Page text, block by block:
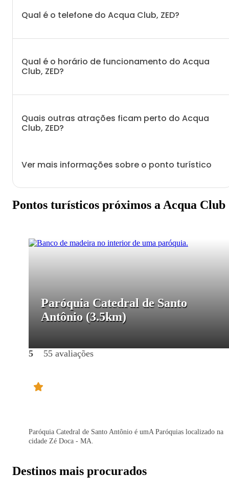
Qual é o telefone do Acqua Club, ZED?
Qual é o horário de funcionamento do Acqua
Club, ZED?
Quais outras atrações ficam perto do Acqua
Club, ZED?
Ver mais informações sobre o ponto turístico
Pontos turísticos próximos a Acqua Club
Paróquia Catedral de Santo
Antônio (3.5km)
5 55 avaliações
Paróquia Catedral de Santo Antônio é umA Paróquias localizado na
cidade Zé Doca - MA.
Destinos mais procurados